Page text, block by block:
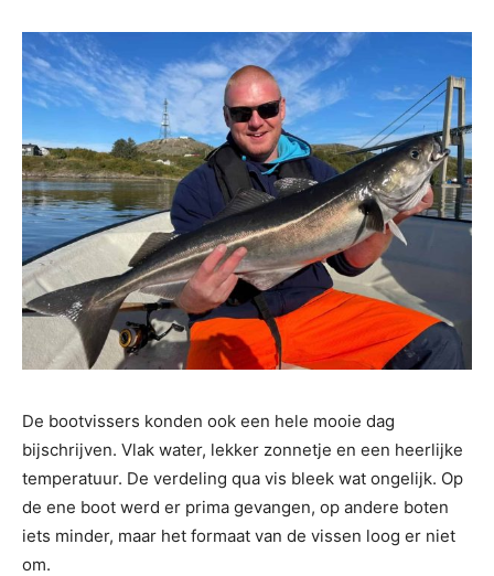
De bootvissers konden ook een hele mooie dag
bijschrijven. Vlak water, lekker zonnetje en een heerlijke
temperatuur. De verdeling qua vis bleek wat ongelijk. Op
de ene boot werd er prima gevangen, op andere boten
iets minder, maar het formaat van de vissen loog er niet
om.